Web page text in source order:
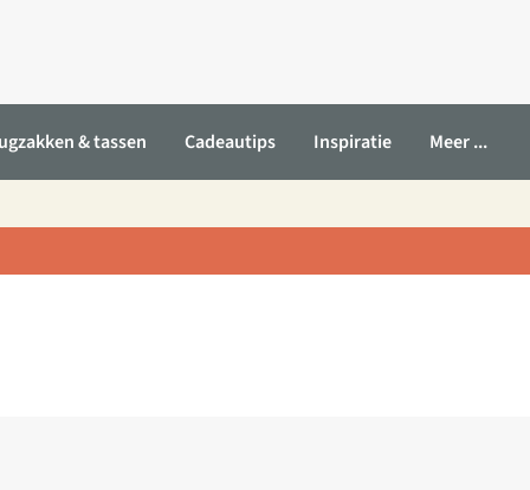
& tassen Cadeautips Inspiratie Meer ...